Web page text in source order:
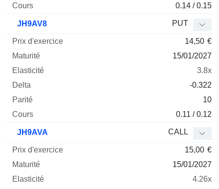
0.14 / 0.15
JH9AV8 PUT
14,50 €
15/01/2027
3.8x
-0.322
10
0.11 / 0.12
JH9AVA CALL
15,00 €
15/01/2027
4.26x